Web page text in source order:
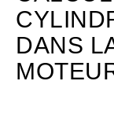
DANS